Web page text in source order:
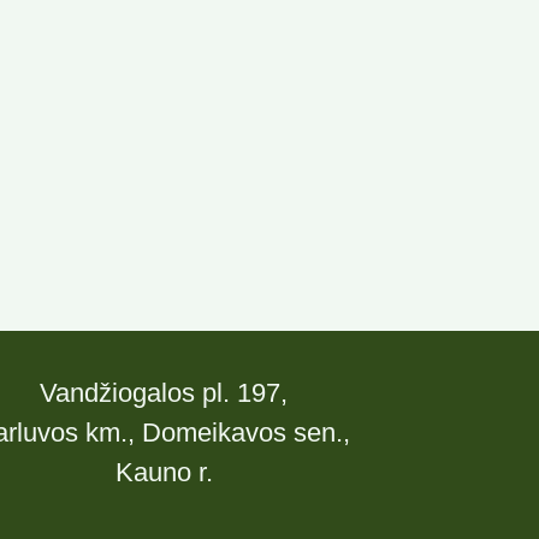
Vandžiogalos pl. 197,
km., Domeikavos sen.,
Kauno r.